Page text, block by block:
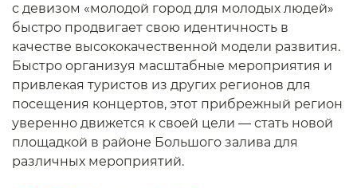
с девизом «молодой город для молодых людей»
быстро продвигает свою идентичность в
качестве высококачественной модели развития.
Быстро организуя масштабные мероприятия и
привлекая туристов из других регионов для
посещения концертов, этот прибрежный регион
уверенно движется к своей цели — стать новой
площадкой в районе Большого залива для
различных мероприятий.